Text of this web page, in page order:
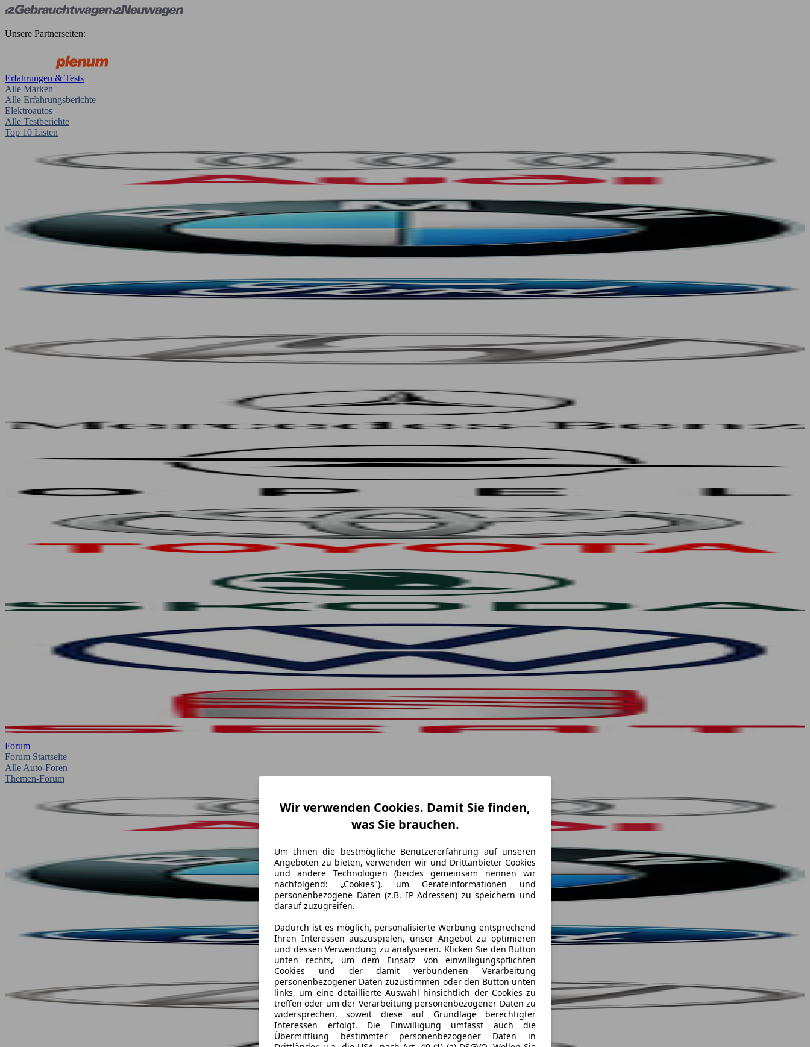
Unsere Partnerseiten:
Erfahrungen & Tests
Alle Marken
Alle Erfahrungsberichte
Elektroautos
Alle Testberichte
Top 10 Listen
Forum
Forum Startseite
Alle Auto-Foren
Themen-Forum
Wir verwenden Cookies. Damit Sie finden,
was Sie brauchen.
Um Ihnen die bestmögliche Benutzererfahrung auf unseren
Angeboten zu bieten, verwenden wir und Drittanbieter Cookies
und andere Technologien (beides gemeinsam nennen wir
nachfolgend: „Cookies"), um Geräteinformationen und
personenbezogene Daten (z.B. IP Adressen) zu speichern und
darauf zuzugreifen.
Dadurch ist es möglich, personalisierte Werbung entsprechend
Ihren Interessen auszuspielen, unser Angebot zu optimieren
und dessen Verwendung zu analysieren. Klicken Sie den Button
unten rechts, um dem Einsatz von einwilligungspflichten
Cookies und der damit verbundenen Verarbeitung
personenbezogener Daten zuzustimmen oder den Button unten
links, um eine detaillierte Auswahl hinsichtlich der Cookies zu
treffen oder um der Verarbeitung personenbezogener Daten zu
widersprechen, soweit diese auf Grundlage berechtigter
Interessen erfolgt. Die Einwilligung umfasst auch die
Übermittlung bestimmter personenbezogener Daten in